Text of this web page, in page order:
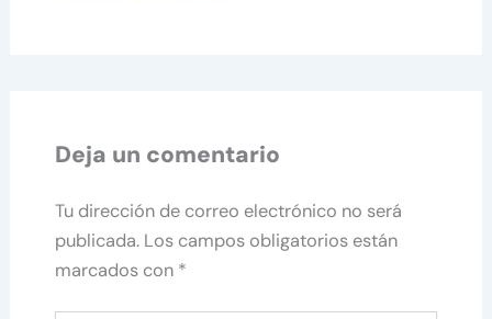
Deja un comentario
Tu dirección de correo electrónico no será
publicada. Los campos obligatorios están
marcados con *